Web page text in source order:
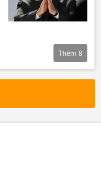
G20
Thêm 8